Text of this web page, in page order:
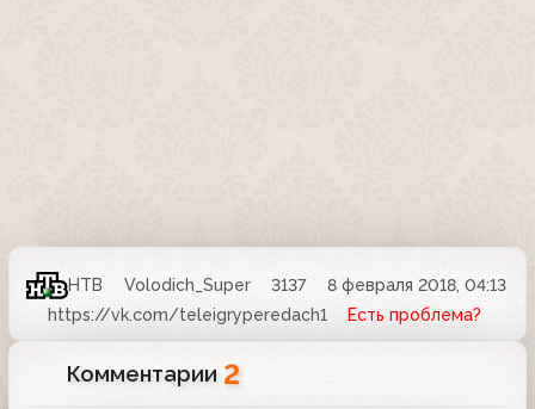
НТВ Volodich_Super 3137
8 февраля 2018, 04:13
https://vk.com/teleigryperedach1
Есть проблема?
Комментарии 2